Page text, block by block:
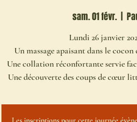
sam. 01 févr.
Lundi 26 janvier
Un massage apaisant dans le cocon
Une collation réconfortante servie
Une découverte des coups de cœur